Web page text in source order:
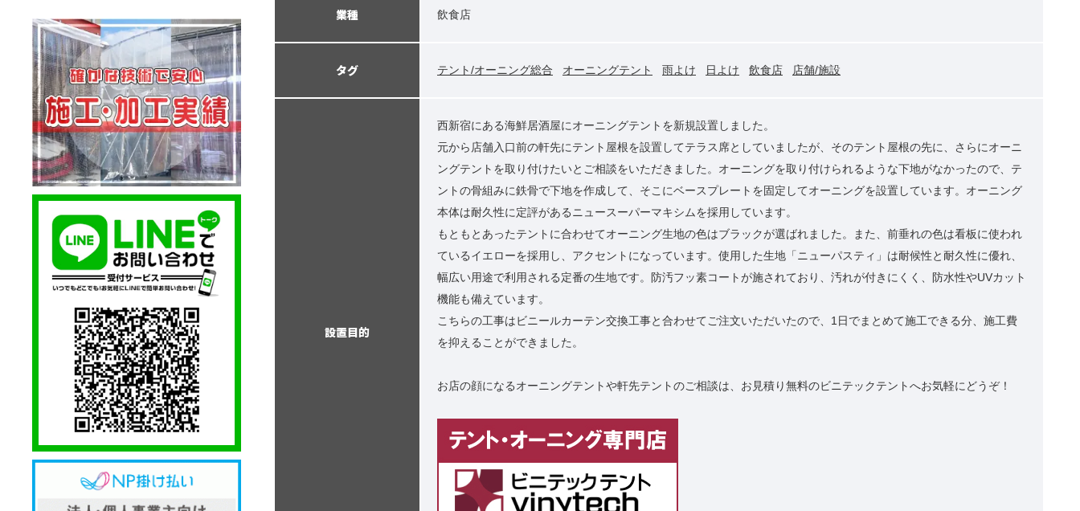
業種 飲食店
タグ テント/オーニング総合 オーニングテント 雨よけ 日よけ 飲食店 店舗/施設
設置目的
西新宿にある海鮮居酒屋にオーニングテントを新規設置しました。
元から店舗入口前の軒先にテント屋根を設置してテラス席としていましたが、そのテント屋根の先に、さらにオーニ
ングテントを取り付けたいとご相談をいただきました。オーニングを取り付けられるような下地がなかったので、テ
ントの骨組みに鉄骨で下地を作成して、そこにベースプレートを固定してオーニングを設置しています。オーニング
本体は耐久性に定評があるニュースーパーマキシムを採用しています。
もともとあったテントに合わせてオーニング生地の色はブラックが選ばれました。また、前垂れの色は看板に使われ
ているイエローを採用し、アクセントになっています。使用した生地「ニューパスティ」は耐候性と耐久性に優れ、
幅広い用途で利用される定番の生地です。防汚フッ素コートが施されており、汚れが付きにくく、防水性やUVカット
機能も備えています。
こちらの工事はビニールカーテン交換工事と合わせてご注文いただいたので、1日でまとめて施工できる分、施工費
を抑えることができました。
お店の顔になるオーニングテントや軒先テントのご相談は、お見積り無料のビニテックテントへお気軽にどうぞ！